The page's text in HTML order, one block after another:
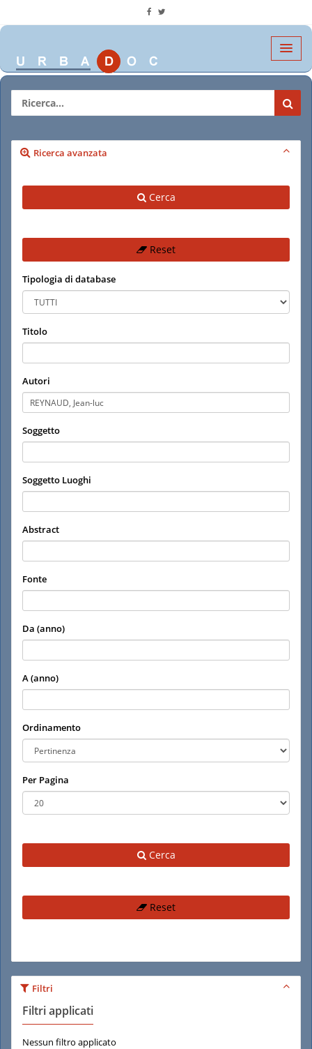
Ricerca avanzata
Cerca
Reset
Tipologia di database
Titolo
Autori
Soggetto
Soggetto Luoghi
Abstract
Fonte
Da (anno)
A (anno)
Ordinamento
Per Pagina
Cerca
Reset
Filtri
Filtri applicati
Nessun filtro applicato